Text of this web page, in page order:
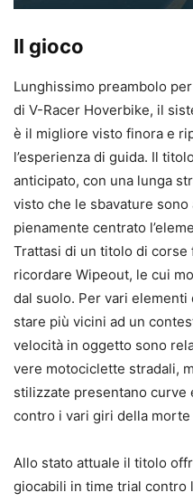
Il gioco
Lunghissimo preambolo
di V-Racer Hoverbike, il
è il migliore visto finora e
l’esperienza di guida. Il
anticipato, con una lunga
visto che le sbavature
pienamente centrato
Trattasi di un titolo di
ricordare Wipeout, le cui
dal suolo. Per vari elementi
stare più vicini ad un
velocità in oggetto sono
vere motociclette stradali,
stilizzate presentano curve
contro i vari giri della
Allo stato attuale il titolo
giocabili in time trial contro